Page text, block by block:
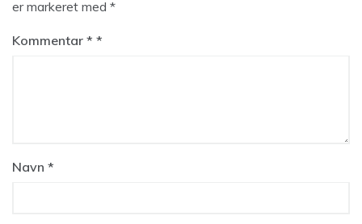
er markeret med *
Kommentar *
Navn *